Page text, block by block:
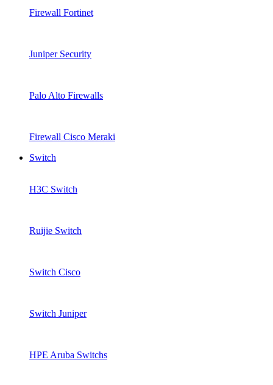
Firewall Fortinet
Juniper Security
Palo Alto Firewalls
Firewall Cisco Meraki
Switch
H3C Switch
Ruijie Switch
Switch Cisco
Switch Juniper
HPE Aruba Switchs